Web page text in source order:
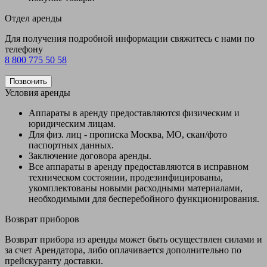
Отдел аренды
Для получения подробной информации свяжитесь с нами по
телефону
8 800 775 50 58
Позвонить
Условия аренды
Аппараты в аренду предоставляются физическим и
юридическим лицам.
Для физ. лиц - прописка Москва, МО, скан/фото
паспортных данных.
Заключение договора аренды.
Все аппараты в аренду предоставляются в исправном
техническом состоянии, продезинфицированы,
укомплектованы новыми расходными материалами,
необходимыми для бесперебойного функционирования.
Возврат приборов
Возврат прибора из аренды может быть осуществлен силами и
за счет Арендатора, либо оплачивается дополнительно по
прейскуранту доставки.